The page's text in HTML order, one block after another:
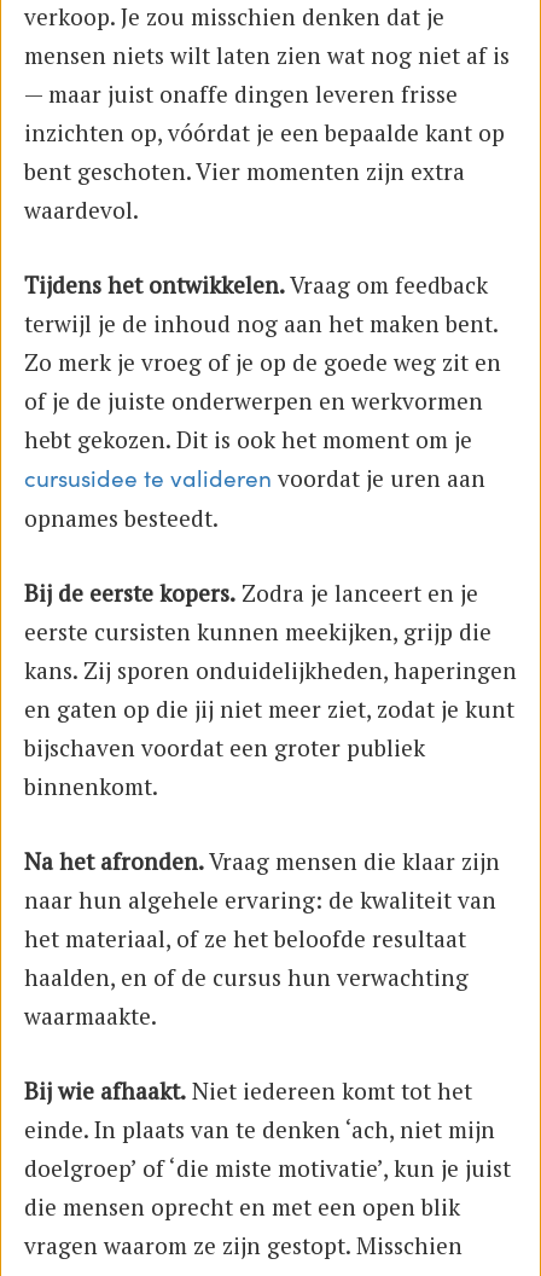
verkoop. Je zou misschien denken dat je
mensen niets wilt laten zien wat nog niet af is
— maar juist onaffe dingen leveren frisse
inzichten op, vóórdat je een bepaalde kant op
bent geschoten. Vier momenten zijn extra
waardevol.
Tijdens het ontwikkelen.Vraag om feedback
terwijl je de inhoud nog aan het maken bent.
Zo merk je vroeg of je op de goede weg zit en
of je de juiste onderwerpen en werkvormen
hebt gekozen. Dit is ook het moment om je
cursusidee te valideren voordat je uren aan
opnames besteedt.
Bij de eerste kopers. Zodra je lanceert en je
eerste cursisten kunnen meekijken, grijp die
kans. Zij sporen onduidelijkheden, haperingen
en gaten op die jij niet meer ziet, zodat je kunt
bijschaven voordat een groter publiek
binnenkomt.
Na het afronden.Vraag mensen die klaar zijn
naar hun algehele ervaring: de kwaliteit van
het materiaal, of ze het beloofde resultaat
haalden, en of de cursus hun verwachting
waarmaakte.
Bij wie afhaakt. Niet iedereen komt tot het
einde. In plaats van te denken ‘ach, niet mijn
doelgroep’ of ‘die miste motivatie’, kun je juist
die mensen oprecht en met een open blik
vragen waarom ze zijn gestopt. Misschien